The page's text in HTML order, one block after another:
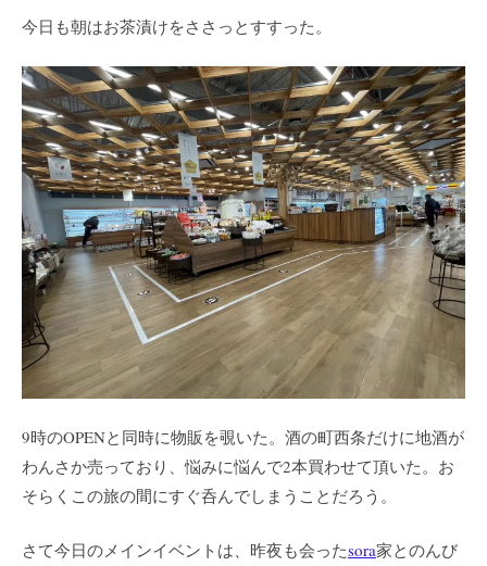
今日も朝はお茶漬けをささっとすすった。
9時のOPENと同時に物販を覗いた。酒の町西条だけに地酒が
わんさか売っており、悩みに悩んで2本買わせて頂いた。お
そらくこの旅の間にすぐ呑んでしまうことだろう。
さて今日のメインイベントは、昨夜も会ったsora家とのんび